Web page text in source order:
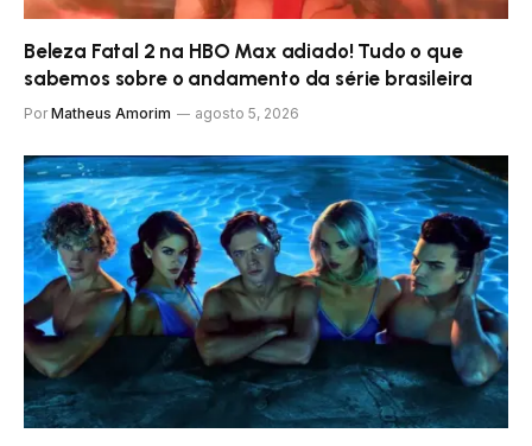
Beleza Fatal 2 na HBO Max adiado! Tudo o que
sabemos sobre o andamento da série brasileira
Por Matheus Amorim agosto 5, 2026